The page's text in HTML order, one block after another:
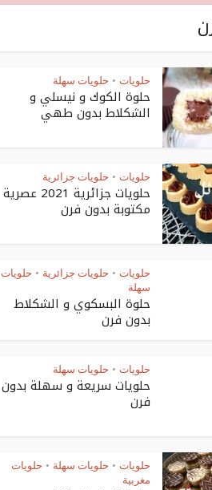
حلويات • حلويات سهلة
حلوة الكوك و نيسلي و
الشكلاط بدون طهي
حلويات • حلويات جزائرية
حلويات جزائرية 2021 عصرية
مكتوبة بدون فرن
حلويات • حلويات جزائرية • حلويات
سهلة
حلوة البسكوي و الشكلاط
بدون فرن
حلويات • حلويات سهلة
حلويات سريعة و سهلة بدون
فرن
حلويات • حلويات سهلة • حلويات
مغربية